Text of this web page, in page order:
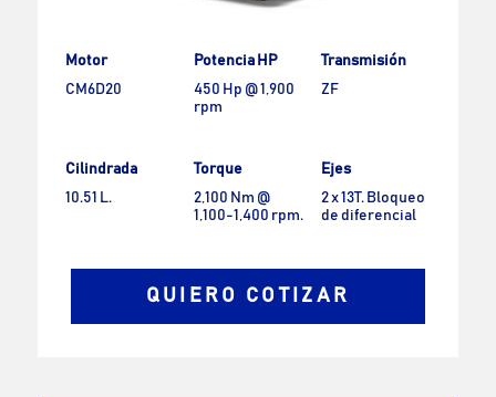
Motor
CM6D20
Potencia HP
450 Hp @ 1,900
rpm
Transmisión
ZF
Cilindrada
10.51 L.
Torque
2,100 Nm @
1,100-1,400 rpm.
Ejes
2 x 13T. Bloqueo
de diferencial
QUIERO COTIZAR